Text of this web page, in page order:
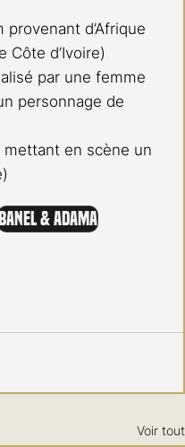
d’Afrique
Côte d’Ivoire)
par une femme
personnage de
en scène un
Banel & Adama
Voir tout